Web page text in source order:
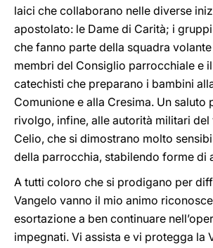
laici che collaborano nelle diverse
apostolato: le Dame di Carità; i
che fanno parte della squadra
membri del Consiglio parrocchiale e
catechisti che preparano i bambini
Comunione e alla Cresima. Un saluto
rivolgo, infine, alle autorità militari
Celio, che si dimostrano molto
della parrocchia, stabilendo forme di
A tutti coloro che si prodigano per
Vangelo vanno il mio animo
esortazione a ben continuare
impegnati. Vi assista e vi protegga la